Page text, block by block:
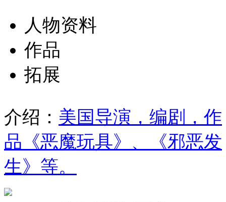
人物资料
作品
拓展
介绍： 美国导演，编剧，作
品《恶魔玩具》、《邪恶发
生》等。